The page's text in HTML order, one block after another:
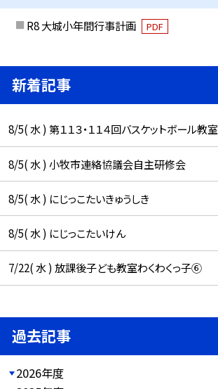
R8 大城小年間行事計画 PDF
新着記事
8/5( 水 ) 第１１３・１１４回バスケットボール教室
8/5( 水 ) 小牧市連絡協議会自主研修会
8/5( 水 ) にじっこたいきゅうしき
8/5( 水 ) にじっこたいけん
7/22( 水 ) 放課後子ども教室わくわくっ子⑥
過去記事
2026年度